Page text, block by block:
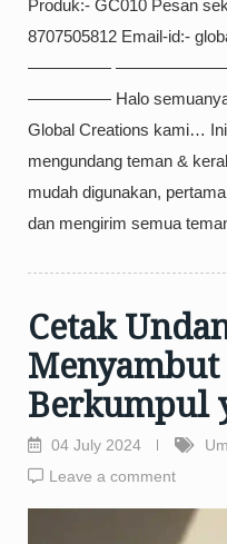
Produk:- GC010 Pesan
8707505812 Email-id:-
—————
————— Halo semuanya,
Global Creations kami…
mengundang teman &
mudah digunakan,
dan mengirim semua
Cetak
Menyambut
Berkumpul
04 July 2024
Leave a comment